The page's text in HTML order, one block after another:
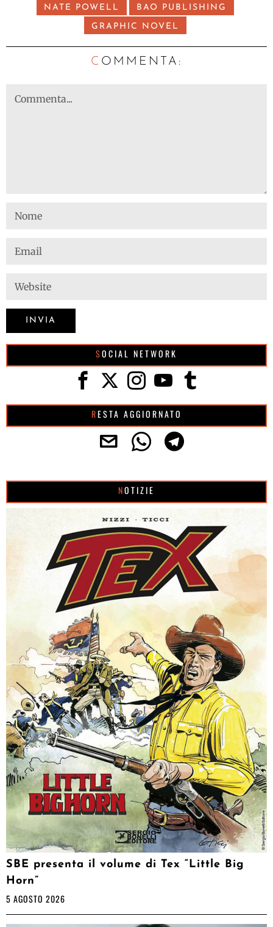
NATE POWELL BAO PUBLISHING
GRAPHIC NOVEL
C OMMENTA:
SOCIAL NETWORK
RESTA AGGIORNATO
NOTIZIE
SBE presenta il volume di Tex “Little Big
Horn”
5 AGOSTO 2026